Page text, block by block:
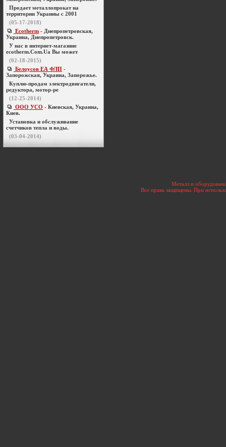
Продает металлопрокат на
территории Украины с 2001
(05-17-2018)
Ecotherm - Днепропетровская,
Украина, Днепропетровск.
У нас в интернет-магазине
ecotherm.Com.Ua Вы может
(02-18-2015)
Белоусов ЕА ФЛП -
Запорожская, Украина, Запорожье.
Куплю-продам электродвигатели,
редуктора, мотор-ре
(12-25-2014)
ООО УСО - Киевская, Украина,
Киев.
Установка и обслуживание
счетчиков тепла и воды.
(03-04-2014)
Металл и
Все права защищены. При